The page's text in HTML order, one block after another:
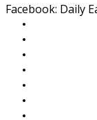
Facebook: Daily